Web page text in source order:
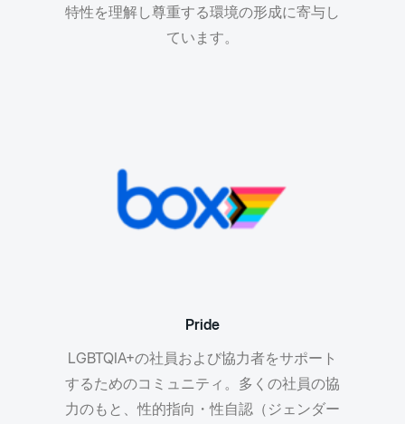
特性を理解し尊重する環境の形成に寄与し
ています。
Pride
LGBTQIA+の社員および協力者をサポート
するためのコミュニティ。多くの社員の協
力のもと、性的指向・性自認（ジェンダー